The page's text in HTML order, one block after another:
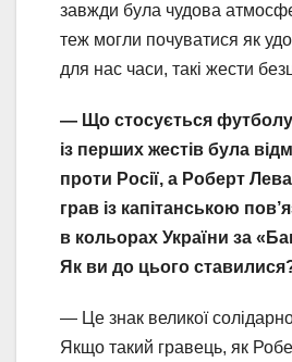
завжди була чудова
теж могли почуватися як
для нас часи, такі жести
— Що стосується
із перших жестів була
проти Росії, а Роберт
грав із капітанською
в кольорах України за
Як ви до цього
— Це знак великої
Якщо такий гравець, як